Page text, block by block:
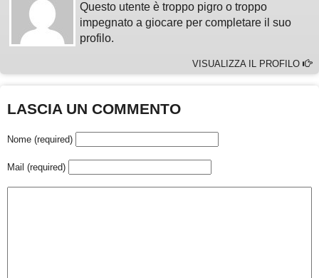
Questo utente è troppo pigro o troppo
impegnato a giocare per completare il suo
profilo.
VISUALIZZA IL PROFILO
LASCIA UN COMMENTO
Nome (required)
Mail (required)